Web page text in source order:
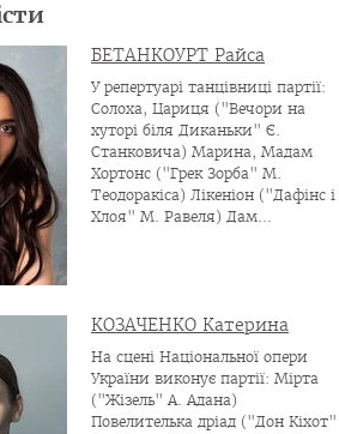
БЕТАНКОУРТ Райса
У репертуарі танцівниці партії:
Солоха, Цариця ("Вечори на
хуторі біля Диканьки" Є.
Станковича) Марина, Мадам
Хортонс ("Грек Зорба" М.
Теодоракіса) Лікеніон ("Дафінс і
Хлоя" М. Равеля) Дам...
КОЗАЧЕНКО Катерина
На сцені Національної опери
України виконує партії: Мірта
("Жізель" А. Адана)
Повелителька дріад ("Дон Кіхот"